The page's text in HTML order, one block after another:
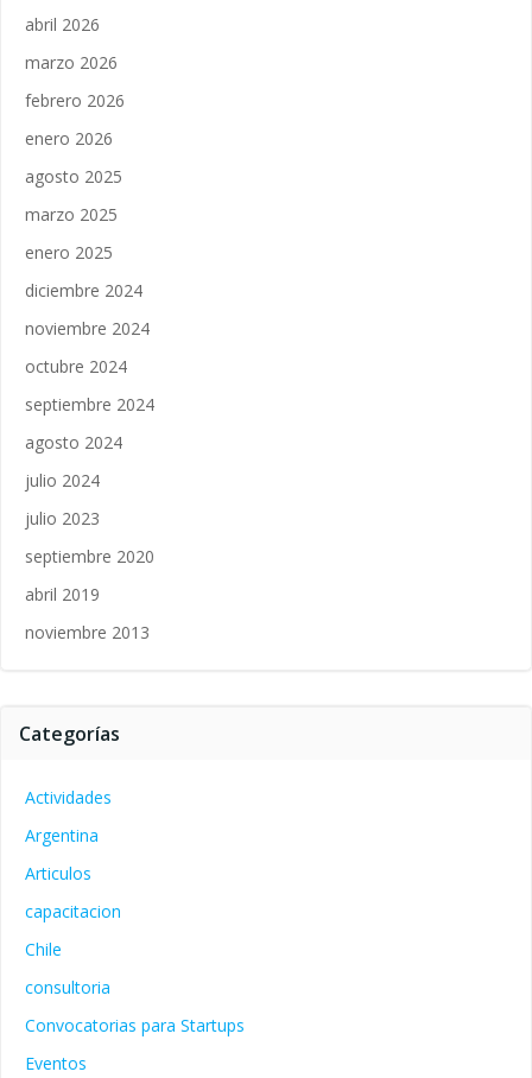
abril 2026
marzo 2026
febrero 2026
enero 2026
agosto 2025
marzo 2025
enero 2025
diciembre 2024
noviembre 2024
octubre 2024
septiembre 2024
agosto 2024
julio 2024
julio 2023
septiembre 2020
abril 2019
noviembre 2013
Categorías
Actividades
Argentina
Articulos
capacitacion
Chile
consultoria
Convocatorias para Startups
Eventos